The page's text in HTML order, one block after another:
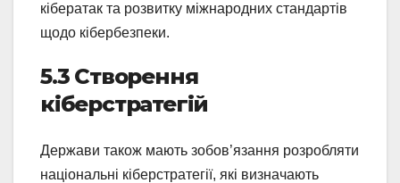
кібератак та розвитку міжнародних стандартів
щодо кібербезпеки.
5.3 Створення
кіберстратегій
Держави також мають зобов’язання розробляти
національні кіберстратегії, які визначають